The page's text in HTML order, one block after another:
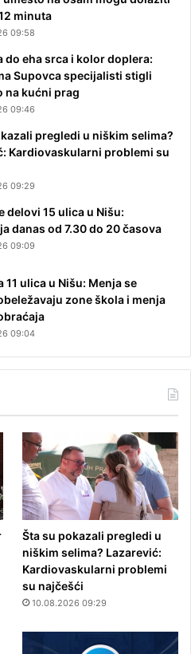
minuta
09:58
do eha srca i kolor doplera:
Supovca specijalisti stigli
na kućni prag
09:46
pregledi u niškim selima?
Kardiovaskularni problemi su
09:29
delovi 15 ulica u Nišu:
danas od 7.30 do 20 časova
09:09
11 ulica u Nišu: Menja se
zone škola i menja
09:04
Šta su pokazali pregledi u
niškim selima? Lazarević:
Kardiovaskularni problemi
su najčešći
10.08.2026 09:29